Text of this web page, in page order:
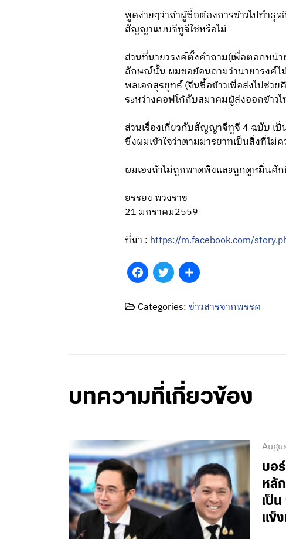
พูดง่ายๆว่าถ้าผู้ซื้อต้องการข้าวไปทำธุ
สัญญาแบบจีทูจีใช่หรือไม่
ส่วนที่นายวรงค์ตั้งคำถาม(เพื่อตอกหน้
ลักษณ์นั้น ผมขอย้อนถามว่านายวรงค์
พลเอกสุรยุทธ์ (จีนซื้อข้าวเพื่อส่งไปช่ว
ระหว่างคอฟโก้กับสมาคมผู้ส่งออกข้า
ส่วนเรื่องเกี่ยวกับสัญญาจีทูจี 4 ฉบับ เ
ซึ่งผมเข้าใจว่าตามมารยาทเป็นสิ่งที่ไม่
ผมเองถ้าไม่ถูกพาดพิงและถูกดูหมิ่นศั
ยรรยง พวงราช
21 มกราคม2559
ที่มา : https://m.facebook.com/
Facebook
TwitterShare
Categories:ข่าวสารจากพรรค
บทความที่เกี่ยวข้อง
บอ
หลั
เป็
แข็